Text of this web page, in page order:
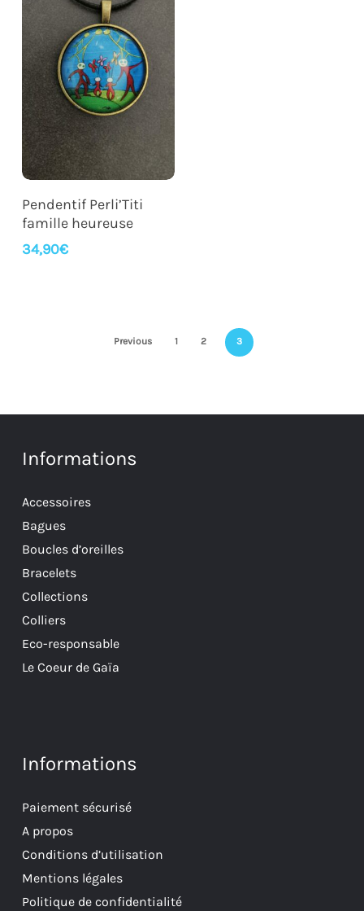
Ajouter Au Panier
Pendentif Perli’Titi
famille heureuse
34,90€
Previous 1 2 3
Informations
Accessoires
Bagues
Boucles d’oreilles
Bracelets
Collections
Colliers
Eco-responsable
Le Coeur de Gaïa
Informations
Paiement sécurisé
A propos
Conditions d’utilisation
Mentions légales
Politique de confidentialité